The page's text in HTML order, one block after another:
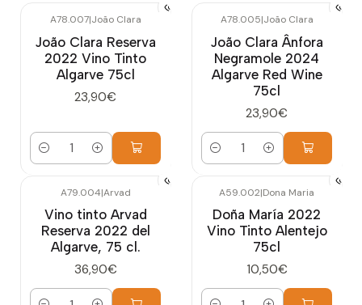
A78.007|João Clara
João Clara Reserva
2022 Vino Tinto
Algarve 75cl
23,90€
Cantidad
A78.005|João Clara
João Clara Ânfora
Negramole 2024
Algarve Red Wine
75cl
23,90€
Cantidad
A79.004|Arvad
Vino tinto Arvad
Reserva 2022 del
Algarve, 75 cl.
36,90€
A59.002|Dona Maria
Doña María 2022
Vino Tinto Alentejo
75cl
10,50€